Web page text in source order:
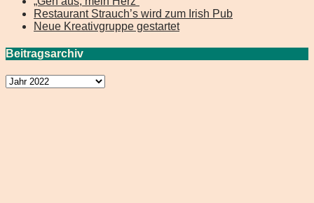
Restaurant Strauch’s wird zum Irish Pub
Neue Kreativgruppe gestartet
Beitragsarchiv
Beitragsarchiv